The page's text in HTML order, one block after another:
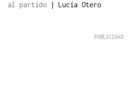
al partido
| Lucía Otero